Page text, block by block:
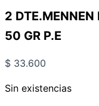
2 DTE.MENNEN
50 GR P.E
$ 33.600
Sin existencias